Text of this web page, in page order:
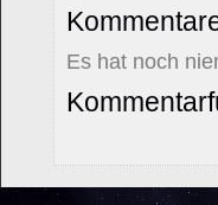
Es hat noch